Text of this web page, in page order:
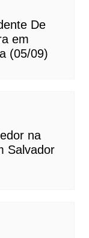
De
em
(05/09)
na
Salvador